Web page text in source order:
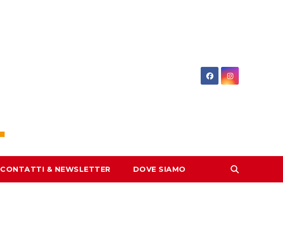
CONTATTI & NEWSLETTER DOVE SIAMO